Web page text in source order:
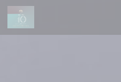
Personnalisation de vos choix en